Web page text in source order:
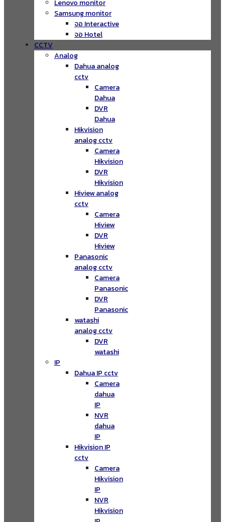
Lenovo monitor
Samsung monitor
จอ Interactive
จอ Hotel
CCTV
Analog
Dahua analog
cctv
Camera
Dahua
DVR
Dahua
Hikvision
analog cctv
Camera
Hikvision
DVR
Hikvision
Hiview analog
cctv
Camera
Hiview
DVR
Hiview
Panasonic
analog cctv
Camera
Panasonic
DVR
Panasonic
watashi
analog cctv
DVR
watashi
IP
Dahua IP cctv
Camera
dahua
IP
NVR
dahua
IP
Hikvision IP
cctv
Camera
Hikvision
IP
NVR
Hikvision